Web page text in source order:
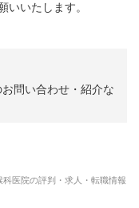
いいたします。
問い合わせ・紹介な
科医院の評判・求人・転職情報